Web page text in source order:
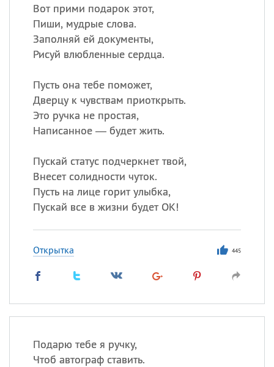
Вот прими подарок этот,
Пиши, мудрые слова.
Заполняй ей документы,
Рисуй влюбленные сердца.
Пусть она тебе поможет,
Дверцу к чувствам приоткрыть.
Это ручка не простая,
Написанное — будет жить.
Пускай статус подчеркнет твой,
Внесет солидности чуток.
Пусть на лице горит улыбка,
Пускай все в жизни будет ОК!
Открытка 445
Подарю тебе я ручку,
Чтоб автограф ставить.
происхождение